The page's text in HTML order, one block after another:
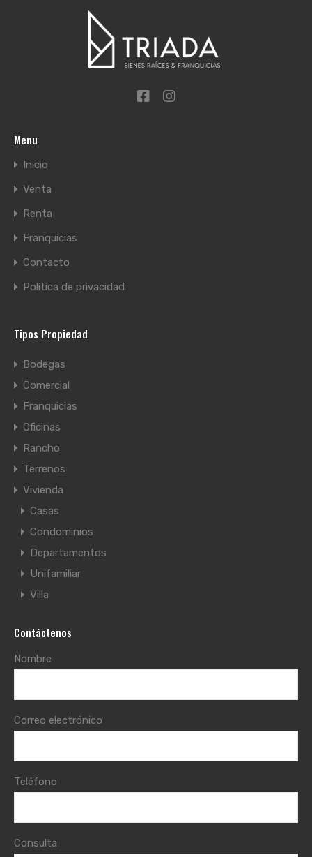
Menu
Inicio
Venta
Renta
Franquicias
Contacto
Política de privacidad
Tipos Propiedad
Bodegas
Comercial
Franquicias
Oficinas
Rancho
Terrenos
Vivienda
Casas
Condominios
Departamentos
Unifamiliar
Villa
Contáctenos
Nombre
Correo electrónico
Teléfono
Consulta